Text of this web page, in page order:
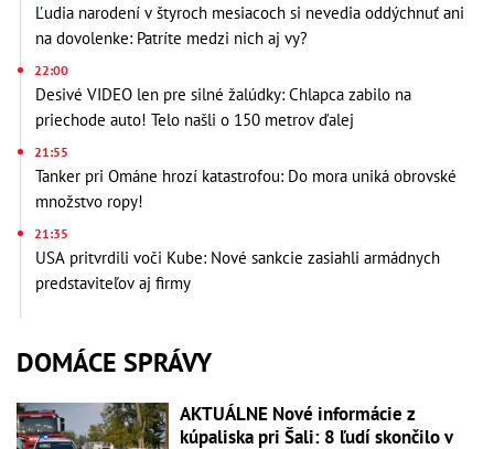
Ľudia narodení v štyroch mesiacoch si nevedia oddýchnuť ani
na dovolenke: Patríte medzi nich aj vy?
22:00
Desivé VIDEO len pre silné žalúdky: Chlapca zabilo na
priechode auto! Telo našli o 150 metrov ďalej
21:55
Tanker pri Ománe hrozí katastrofou: Do mora uniká obrovské
množstvo ropy!
21:35
USA pritvrdili voči Kube: Nové sankcie zasiahli armádnych
predstaviteľov aj firmy
DOMÁCE SPRÁVY
AKTUÁLNE Nové informácie z
kúpaliska pri Šali: 8 ľudí skončilo v